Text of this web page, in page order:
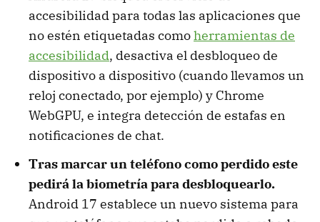
accesibilidad para todas las aplicaciones que
no estén etiquetadas comoherramientas de
accesibilidad, desactiva el desbloqueo de
dispositivo a dispositivo (cuando llevamos un
reloj conectado, por ejemplo) y Chrome
WebGPU, e integra detección de estafas en
notificaciones de chat.
Tras marcar un teléfono como perdido este
pedirá la biometría para desbloquearlo.
Android 17 establece un nuevo sistema para